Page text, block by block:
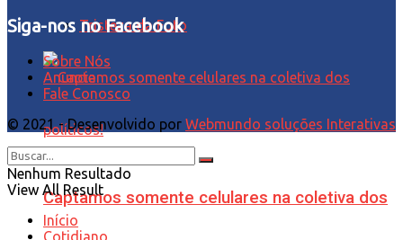
Tristeza da Foto
Captamos somente celulares na coletiva dos
Siga-nos no Facebook
Sobre Nós
Anuncie
Fale Conosco
© 2021 - Desenvolvido por Webmundo soluções Interativas
Nenhum Resultado
View All Result
Início
Cotidiano